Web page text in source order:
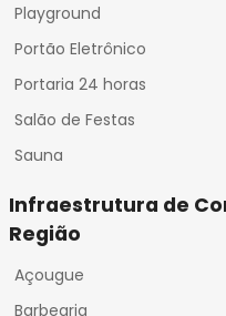
Playground
Portão Eletrônico
Portaria 24 horas
Salão de Festas
Sauna
Infraestrutura de
Região
Açougue
Barbearia